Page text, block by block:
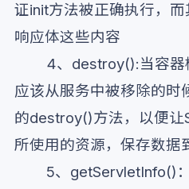
证init方法被正确执行，
响应体这些内容
4、destroy():当容器
应该从服务中被移除的时
的destroy()方法，以便让
所使用的资源，保存数据
5、getServletInfo()：